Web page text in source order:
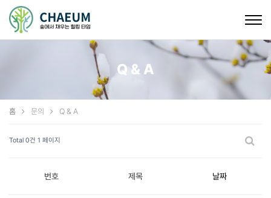
Q & A
홈 문의 Q & A
Total 0건 1 페이지
번호 제목 날짜